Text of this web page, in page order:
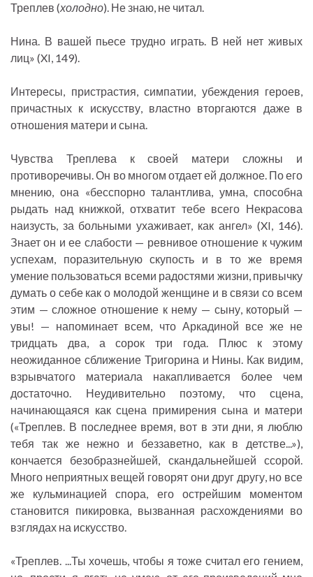
Треплев (холодно). Не знаю, не читал.
Нина. В вашей пьесе трудно играть. В ней нет живых
лиц» (XI, 149).
Интересы, пристрастия, симпатии, убеждения героев,
причастных к искусству, властно вторгаются даже в
отношения матери и сына.
Чувства Треплева к своей матери сложны и
противоречивы. Он во многом отдает ей должное. По его
мнению, она «бесспорно талантлива, умна, способна
рыдать над книжкой, отхватит тебе всего Некрасова
наизусть, за больными ухаживает, как ангел» (XI, 146).
Знает он и ее слабости — ревнивое отношение к чужим
успехам, поразительную скупость и в то же время
умение пользоваться всеми радостями жизни, привычку
думать о себе как о молодой женщине и в связи со всем
этим — сложное отношение к нему — сыну, который —
увы! — напоминает всем, что Аркадиной все же не
тридцать два, а сорок три года. Плюс к этому
неожиданное сближение Тригорина и Нины. Как видим,
взрывчатого материала накапливается более чем
достаточно. Неудивительно поэтому, что сцена,
начинающаяся как сцена примирения сына и матери
(«Треплев. В последнее время, вот в эти дни, я люблю
тебя так же нежно и беззаветно, как в детстве...»),
кончается безобразнейшей, скандальнейшей ссорой.
Много неприятных вещей говорят они друг другу, но все
же кульминацией спора, его острейшим моментом
становится пикировка, вызванная расхождениями во
взглядах на искусство.
«Треплев. ...Ты хочешь, чтобы я тоже считал его гением,